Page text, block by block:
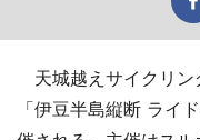
天城越えサイクリン
「伊豆半島縦断 ライ